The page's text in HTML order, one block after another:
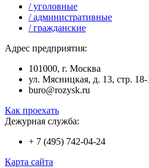
/ уголовные
/ административные
/ гражданские
Адрес предприятия:
101000, г. Москва
ул. Мясницкая, д. 13, стр. 18-
buro@rozysk.ru
Как проехать
Дежурная служба:
+ 7 (495) 742-04-24
Карта сайта